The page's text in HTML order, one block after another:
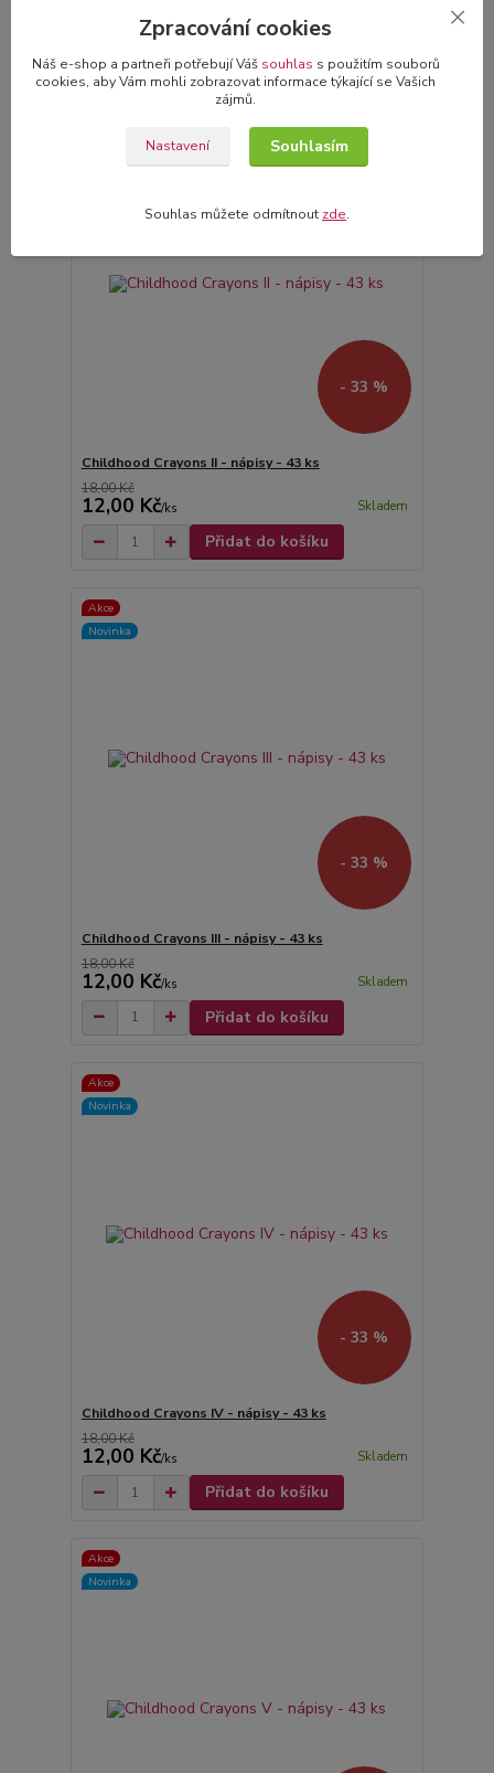
12,00 Kč/ks
Přidat do košíku
- 33 %
Childhood Crayons II - nápisy - 43 ks
18,00 Kč
12,00 Kč/ks Skladem
Přidat do košíku
Akce
Novinka
- 33 %
Childhood Crayons III - nápisy - 43 ks
18,00 Kč
12,00 Kč/ks Skladem
Přidat do košíku
Akce
Novinka
- 33 %
Childhood Crayons IV - nápisy - 43 ks
18,00 Kč
12,00 Kč/ks Skladem
Přidat do košíku
Akce
Novinka
Zpracování cookies
Náš e-shop a partneři potřebují Váš souhlas s použitím souborů
cookies, aby Vám mohli zobrazovat informace týkající se Vašich
zájmů.
Nastavení Souhlasím
Souhlas můžete odmítnout zde.